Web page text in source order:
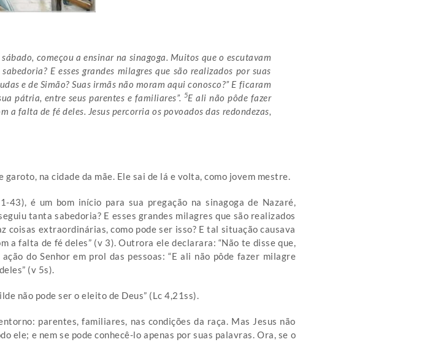
começou a ensinar na sinagoga. Muitos que o escutavam
E esses grandes milagres que são realizados por suas
e de Simão? Suas irmãs não moram aqui conosco?” E ficaram
pátria, entre seus parentes e familiares”. 5E ali não pôde fazer
a falta de fé deles. Jesus percorria os povoados das redondezas,
na cidade da mãe. Ele sai de lá e volta, como jovem mestre.
é um bom início para sua pregação na sinagoga de Nazaré,
tanta sabedoria? E esses grandes milagres que são realizados
coisas extraordinárias, como pode ser isso? E tal situação causava
a falta de fé deles” (v 3). Outrora ele declarara: “Não te disse que,
do Senhor em prol das pessoas: “E ali não pôde fazer milagre
(v 5s).
não pode ser o eleito de Deus” (Lc 4,21ss).
parentes, familiares, nas condições da raça. Mas Jesus não
ele; e nem se pode conhecê-lo apenas por suas palavras. Ora, se o